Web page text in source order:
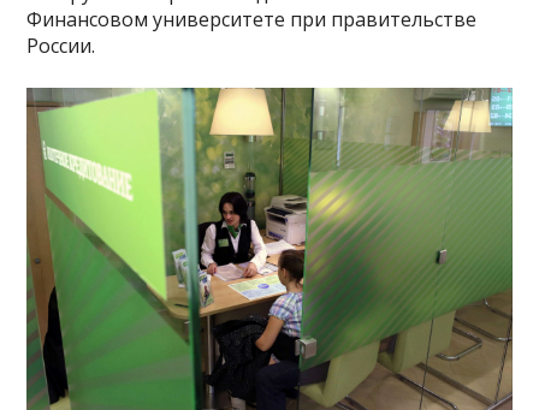
Финансовом университете при правительстве
России.